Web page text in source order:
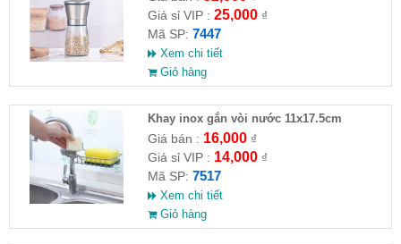
Giá sỉ VIP : 25,000₫
Mã SP: 7447
Xem chi tiết
Giỏ hàng
Khay inox gắn vòi nước 11x17.5cm
Giá bán : 16,000₫
Giá sỉ VIP : 14,000₫
Mã SP: 7517
Xem chi tiết
Giỏ hàng